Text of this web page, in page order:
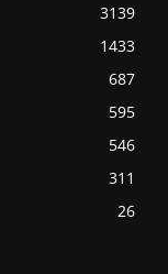
3139
1433
687
595
546
311
26